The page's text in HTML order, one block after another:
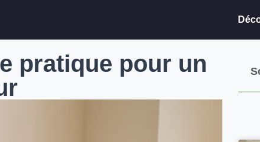
pratique pour un